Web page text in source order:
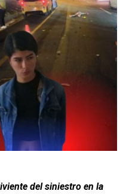
del siniestro en la